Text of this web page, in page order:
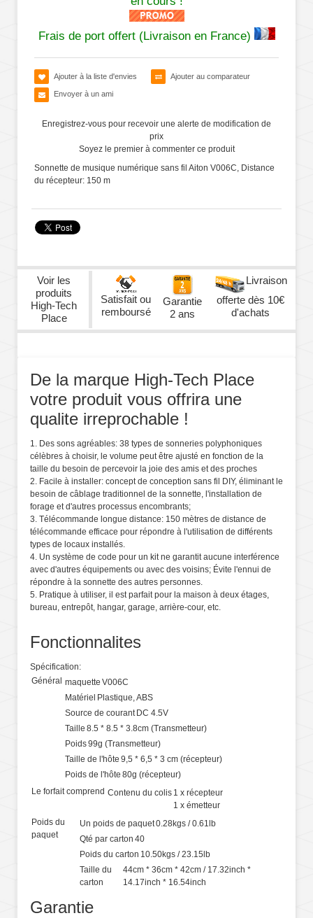
Frais de port offert (Livraison en France)
Ajouter à la liste d'envies Ajouter au comparateur
Envoyer à un ami
Enregistrez-vous pour recevoir une alerte de modification de
prix
Soyez le premier à commenter ce produit
Sonnette de musique numérique sans fil Aiton V006C, Distance
du récepteur: 150 m
Voir les
produits
High-Tech
Place
Satisfait ou
remboursé
Garantie
2 ans
Livraison
offerte dès 10€
d'achats
De la marque High-Tech Place
votre produit vous offrira une
qualite irreprochable !
1. Des sons agréables: 38 types de sonneries polyphoniques
célèbres à choisir, le volume peut être ajusté en fonction de la
taille du besoin de percevoir la joie des amis et des proches
2. Facile à installer: concept de conception sans fil DIY, éliminant le
besoin de câblage traditionnel de la sonnette, l'installation de
forage et d'autres processus encombrants;
3. Télécommande longue distance: 150 mètres de distance de
télécommande efficace pour répondre à l'utilisation de différents
types de locaux installés.
4. Un système de code pour un kit ne garantit aucune interférence
avec d'autres équipements ou avec des voisins; Évite l'ennui de
répondre à la sonnette des autres personnes.
5. Pratique à utiliser, il est parfait pour la maison à deux étages,
bureau, entrepôt, hangar, garage, arrière-cour, etc.
Fonctionnalites
Spécification:
Général maquette V006C
Matériel Plastique, ABS
Source de courant DC 4.5V
Taille 8.5 * 8.5 * 3.8cm (Transmetteur)
Poids99g (Transmetteur)
Taille de l'hôte 9,5 * 6,5 * 3 cm (récepteur)
Poids de l'hôte 80g (récepteur)
Le forfait comprend Contenu du colis 1 x récepteur
1 x émetteur
Poids du
paquet
Un poids de paquet0.28kgs / 0.61lb
Qté par carton 40
Poids du carton 10.50kgs / 23.15lb
Taille du
carton
44cm * 36cm * 42cm / 17.32inch *
14.17inch * 16.54inch
Garantie